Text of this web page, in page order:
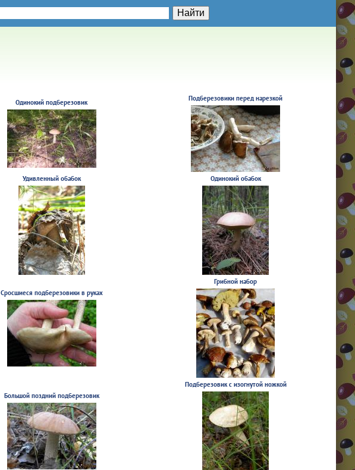
Одинокий подберезовик Подберезовики перед нарезкой
Удивленный обабок Одинокий обабок
Сросшиеся подберезовики в руках
Грибной набор
Большой поздний подберезовик
Подберезовик с изогнутой ножкой